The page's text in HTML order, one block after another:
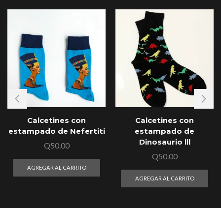
Calcetines con
estampado de Nefertiti
Q50.00
AGREGAR AL CARRITO
Calcetines con
estampado de
Dinosaurio lll
Q50.00
AGREGAR AL CARRITO